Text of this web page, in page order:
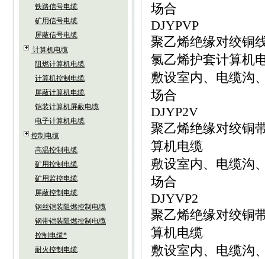
铁路信号电缆
矿用信号电缆
屏蔽信号电缆
计算机电缆
阻燃计算机电缆
计算机控制电缆
屏蔽计算机电缆
铠装计算机屏蔽电缆
电子计算机电缆
控制电缆
高温控制电缆
矿用控制电缆
矿用监控电缆
屏蔽控制电缆
钢丝铠装阻燃控制电缆
钢带铠装阻燃控制电缆
控制电缆*
耐火控制电缆
场合
DJYPVP
聚乙烯绝缘对绞铜
氯乙烯护套计算机
敷设室内、电缆沟
场合
DJYP2V
聚乙烯绝缘对绞铜
算机电缆
敷设室内、电缆沟
场合
DJYVP2
聚乙烯绝缘对绞铜
算机电缆
敷设室内、电缆沟